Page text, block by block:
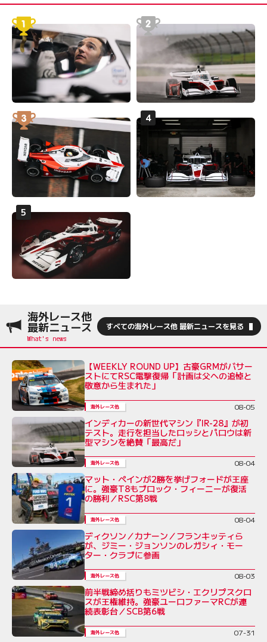
海外レース他
最新ニュース すべての海外レース他 最新ニュースを見る
【WEEKLY ROUND UP】古豪GRMがバサー
ストにてRSC電撃復帰「計画は父への追悼と
敬意から生まれた」
海外レース他 08-05
インディカーの新世代マシン『IR-28』が初
テスト。走行を担当したロッシとパロウは新
型マシンを絶賛「最高だ」
海外レース他 08-04
マット・ペインが2勝を挙げフォードが王座
に。強豪T8もブロック・フィーニーが復活
の勝利／RSC第8戦
海外レース他 08-04
ディクソン／カナーン／フランキッティら
が、ジミー・ジョンソンのレガシィ・モー
ター・クラブに参画
海外レース他 08-03
前半戦締め括りもミツビシ・エクリプスクロ
スが王権維持。強豪ユーロファーマRCが連
続表彰台／SCB第6戦
海外レース他 07-31